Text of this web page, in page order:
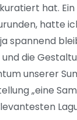
hat.
hatte
spannend
die
unserer
„eine